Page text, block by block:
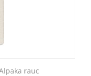
rauc